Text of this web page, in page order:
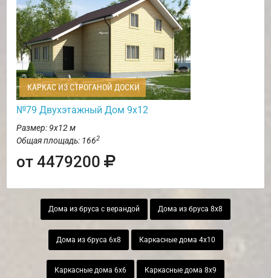
КАРКАС ИЗ СТРОГАНОЙ ДОСКИ
№79 Двухэтажный Дом 9х12
Размер: 9х12 м
Общая площадь: 1662
от 4479200
Дома из бруса с верандой Дома из бруса 8х8
Дома из бруса 6х8 Каркасные дома 4х10
Каркасные дома 6х6 Каркасные дома 8х9